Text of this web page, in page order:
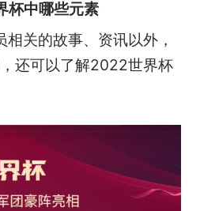
杯中哪些元素
关的故事、资讯以外，
还可以了解2022世界杯